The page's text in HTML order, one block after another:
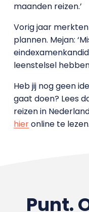
maanden reizen.’
Vorig jaar
plannen. Mejan:
leenstelsel
Heb jij nog geen
gaat doen? Lees
reizen in
hieronline te lezen.
Punt.